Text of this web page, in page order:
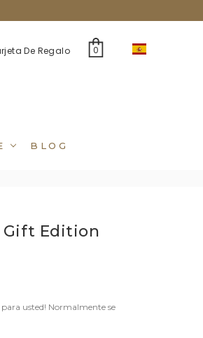
De Regalo 0
BLOG
Gift Edition
para usted! Normalmente se